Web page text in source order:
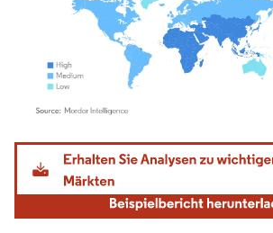
Bild © Mordor Intelligence. Wiederverwendung